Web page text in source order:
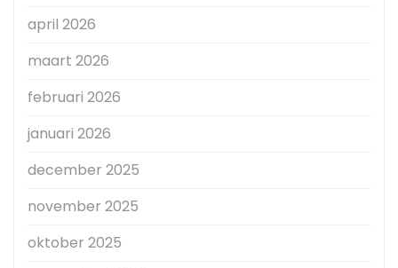
april 2026
maart 2026
februari 2026
januari 2026
december 2025
november 2025
oktober 2025